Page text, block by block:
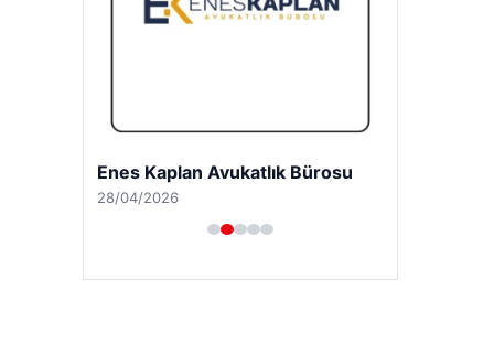
Enes Kaplan Avukatlık Bürosu
28/04/2026